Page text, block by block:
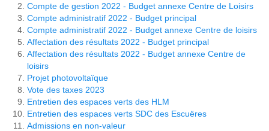
Compte de gestion 2022 - Budget annexe Centre de Loisirs
Compte administratif 2022 - Budget principal
Compte administratif 2022 - Budget annexe Centre de loisirs
Affectation des résultats 2022 - Budget principal
Affectation des résultats 2022 - Budget annexe Centre de
loisirs
Projet photovoltaïque
Vote des taxes 2023
Entretien des espaces verts des HLM
Entretien des espaces verts SDC des Escuëres
Admissions en non-valeur